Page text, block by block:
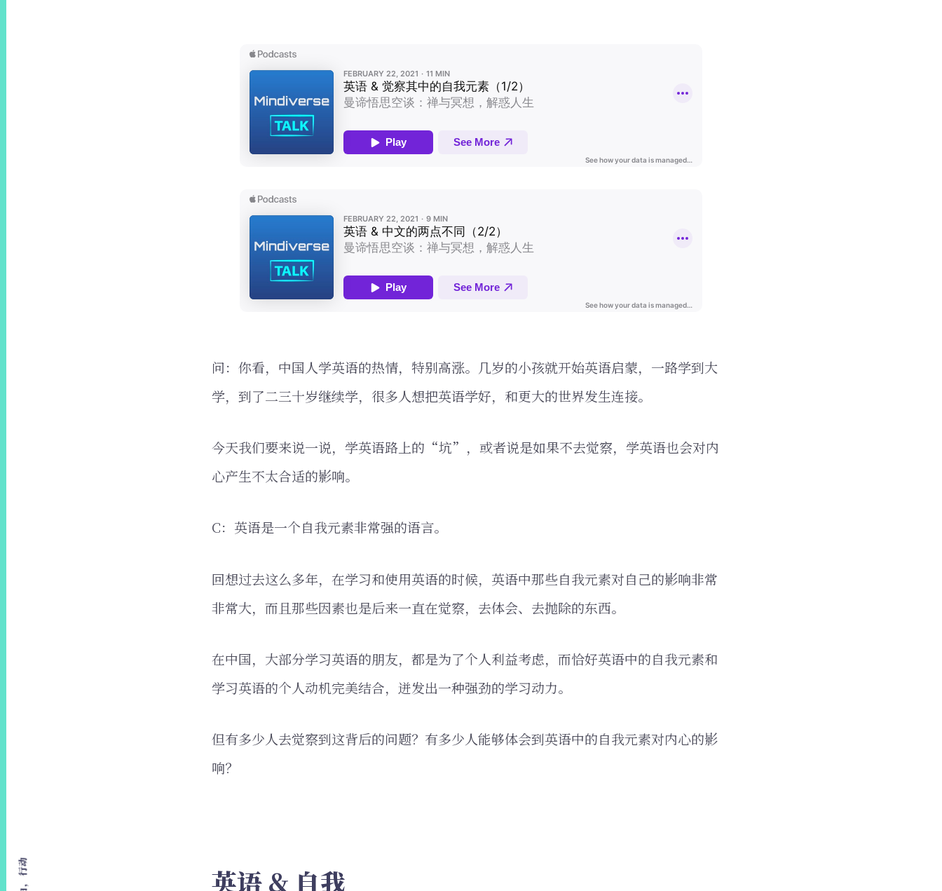
问：你看，中国人学英语的热情，特别高涨。几岁的小孩就开始英语启蒙，一路学到大
学，到了二三十岁继续学，很多人想把英语学好，和更大的世界发生连接。
今天我们要来说一说，学英语路上的“坑”，或者说是如果不去觉察，学英语也会对内
心产生不太合适的影响。
C：英语是一个自我元素非常强的语言。
回想过去这么多年，在学习和使用英语的时候，英语中那些自我元素对自己的影响非常
非常大，而且那些因素也是后来一直在觉察，去体会、去抛除的东西。
在中国，大部分学习英语的朋友，都是为了个人利益考虑，而恰好英语中的自我元素和
学习英语的个人动机完美结合，迸发出一种强劲的学习动力。
但有多少人去觉察到这背后的问题？有多少人能够体会到英语中的自我元素对内心的影
响？
英语 & 自我